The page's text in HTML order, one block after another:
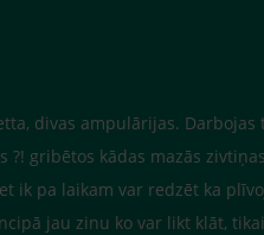
divas ampulārijas. Darbojas
gribētos kādas mazās
ik pa laikam var redzēt ka
jau zinu ko var likt klāt,